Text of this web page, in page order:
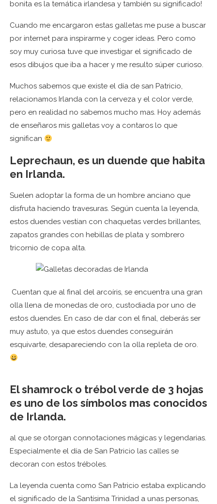
bonita es la temática irlandesa y también su significado!
Cuando me encargaron estas galletas me puse a buscar
por internet para inspirarme y coger ideas. Pero como
soy muy curiosa tuve que investigar el significado de
esos dibujos que iba a hacer y me resulto súper curioso.
Muchos sabemos que existe el día de san Patricio,
relacionamos Irlanda con la cerveza y el color verde,
pero en realidad no sabemos mucho mas. Hoy además
de enseñaros mis galletas voy a contaros lo que
significan
Leprechaun, es un duende que habita
en Irlanda.
Suelen adoptar la forma de un hombre anciano que
disfruta haciendo travesuras. Según cuenta la leyenda,
estos duendes vestían con chaquetas verdes brillantes,
zapatos grandes con hebillas de plata y sombrero
tricornio de copa alta.
Cuentan que al final del arcoíris, se encuentra una gran
olla llena de monedas de oro, custodiada por uno de
estos duendes. En caso de dar con el final, deberás ser
muy astuto, ya que estos duendes conseguirán
esquivarte, desapareciendo con la olla repleta de oro.
El shamrock o trébol verde de 3 hojas
es uno de los símbolos mas conocidos
de Irlanda.
al que se otorgan connotaciones mágicas y legendarias.
Especialmente el día de San Patricio las calles se
decoran con estos tréboles.
La leyenda cuenta como San Patricio estaba explicando
el significado de la Santísima Trinidad a unas personas,